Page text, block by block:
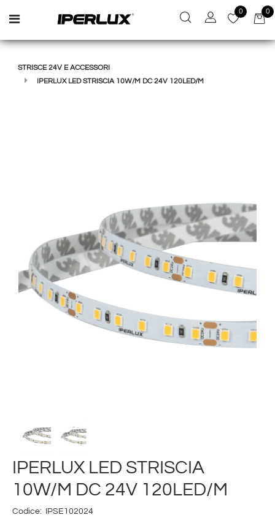
Open menu
0 0
STRISCE 24V E ACCESSORI
IPERLUX LED STRISCIA 10W/M DC 24V 120LED/M
IPERLUX LED STRISCIA
10W/M DC 24V 120LED/M
Codice: IPSE102024